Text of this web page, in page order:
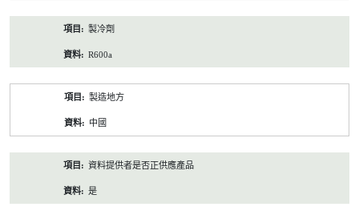
製冷劑
R600a
製造地方
中國
資料提供者是否正供應產品
是